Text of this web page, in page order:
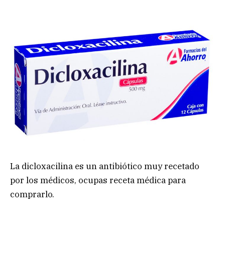
La dicloxacilina es un antibiótico muy recetado
por los médicos, ocupas receta médica para
comprarlo.